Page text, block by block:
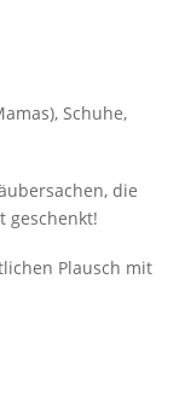
Schuhe,
die
geschenkt!
Plausch mit